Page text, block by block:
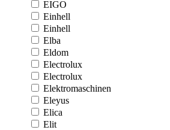
EIGO
Einhell
Einhell
Elba
Eldom
Electrolux
Electrolux
Elektromaschinen
Eleyus
Elica
Elit